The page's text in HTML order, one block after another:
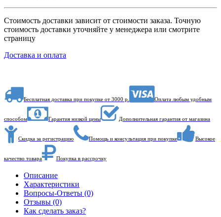
Стоимость доставки зависит от стоимости заказа. Точную
стоимость доставки уточняйте у менеджера или смотрите
страницу
Доставка и оплата
Бесплатная доставка при покупке от 3000 р. Оплата любым удобным
способом Гарантия низкой цены Дополнительная гарантия от магазина
Скидка за регистрацию Помощь и консультация при покупке Высокое
качество товара Покупка в рассрочку
Описание
Характеристики
Вопросы-Ответы (0)
Отзывы (0)
Как сделать заказ?